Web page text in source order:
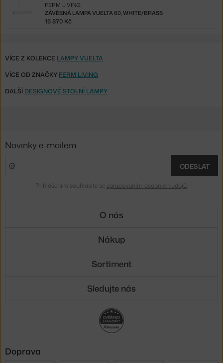
ZÁVĚSNÁ LAMPA VUELTA 60, WHITE/BRASS
FERM LIVING
15 870 Kč
VÍCE Z KOLEKCE LAMPY VUELTA
VÍCE OD ZNAČKY FERM LIVING
DALŠÍ DESIGNOVÉ STOLNÍ LAMPY
Novinky e-mailem
ODESLAT
Přihlášením souhlasíte se zpracováním osobních údajů
O nás
Nákup
Sortiment
Sledujte nás
Doprava